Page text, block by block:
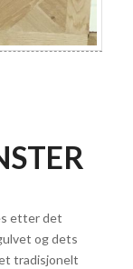
etter det
og dets
tradisjonelt